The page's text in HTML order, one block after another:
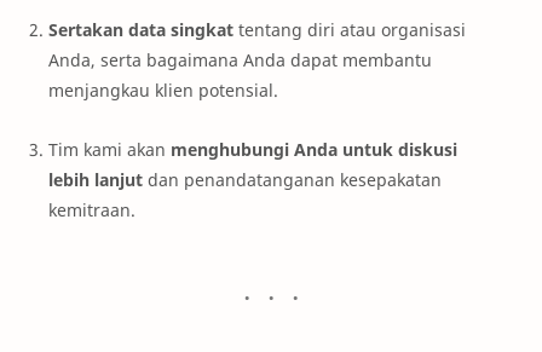
Sertakan data singkat tentang diri atau organisasi
Anda, serta bagaimana Anda dapat membantu
menjangkau klien potensial.
Tim kami akan menghubungi Anda untuk diskusi
lebih lanjut dan penandatanganan kesepakatan
kemitraan.